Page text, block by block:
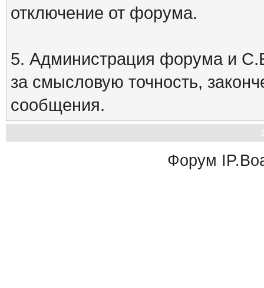
отключение от форума.
5. Администрация форума и
за смысловую точность,
сообщения.
Форум